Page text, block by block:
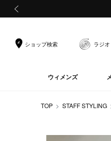
ショップ検索 ラジオ
ウィメンズ
TOP STAFF STYLING